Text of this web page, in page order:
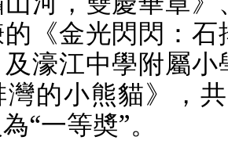
《金光閃閃：石
濠江中學附屬小
灣的小熊貓》，共
“一等奬”。